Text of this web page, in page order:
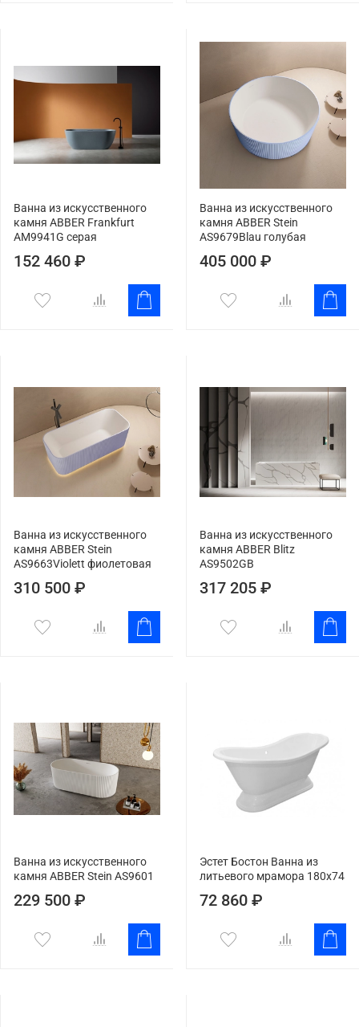
Ванна из искусственного
камня ABBER Frankfurt
AM9941G серая
152 460 ₽
Ванна из искусственного
камня ABBER Stein
AS9679Blau голубая
405 000 ₽
Ванна из искусственного
камня ABBER Stein
AS9663Violett фиолетовая
310 500 ₽
Ванна из искусственного
камня ABBER Blitz
AS9502GB
317 205 ₽
Ванна из искусственного
камня ABBER Stein AS9601
229 500 ₽
Эстет Бостон Ванна из
литьевого мрамора 180x74
72 860 ₽